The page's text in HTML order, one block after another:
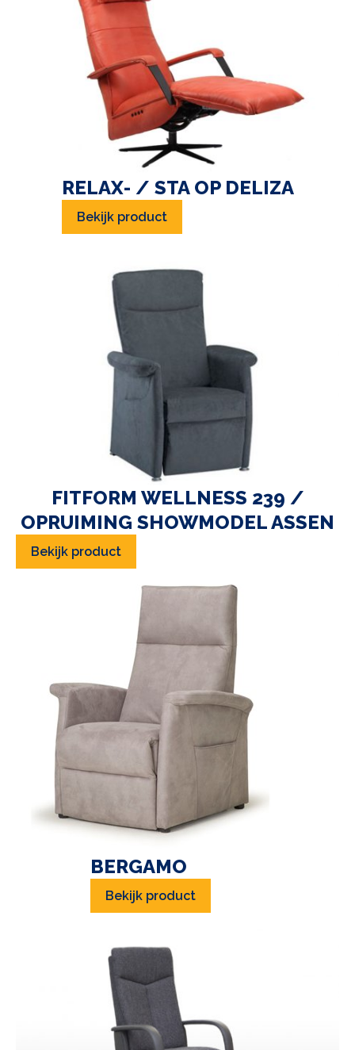
RELAX- / STA OP DELIZA
Bekijk product
FITFORM WELLNESS 239 /
OPRUIMING SHOWMODEL ASSEN
Bekijk product
BERGAMO
Bekijk product